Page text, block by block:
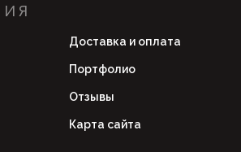
Доставка и оплата
Портфолио
Отзывы
Карта сайта